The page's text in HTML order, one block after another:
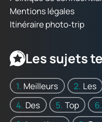
Mentions légales
Itinéraire photo‑trip
Les sujets
Meilleurs Les
Des
Top